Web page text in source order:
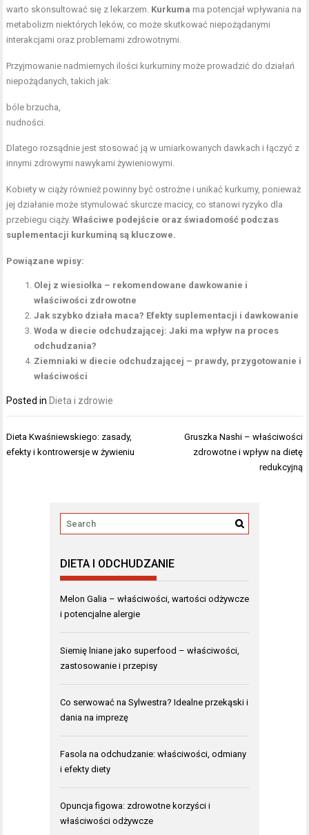
warto skonsultować się z lekarzem. Kurkuma ma potencjał wpływania na
metabolizm niektórych leków, co może skutkować niepożądanymi
interakcjami oraz problemami zdrowotnymi.
Przyjmowanie nadmiernych ilości kurkuminy może prowadzić do działań
niepożądanych, takich jak:
bóle brzucha,
nudności.
Dlatego rozsądnie jest stosować ją w umiarkowanych dawkach i łączyć z
innymi zdrowymi nawykami żywieniowymi.
Kobiety w ciąży również powinny być ostrożne i unikać kurkumy, ponieważ
jej działanie może stymulować skurcze macicy, co stanowi ryzyko dla
przebiegu ciąży.Właściwe podejście oraz świadomość podczas
suplementacji kurkuminą są kluczowe.
Powiązane wpisy:
Olej z wiesiołka – rekomendowane dawkowanie i
właściwości zdrowotne
Jak szybko działa maca? Efekty suplementacji i dawkowanie
Woda w diecie odchudzającej: Jaki ma wpływ na proces
odchudzania?
Ziemniaki w diecie odchudzającej – prawdy, przygotowanie i
właściwości
Posted in Dieta i zdrowie
Nawigacja
wpisu
Dieta Kwaśniewskiego: zasady,
efekty i kontrowersje w żywieniu
Gruszka Nashi – właściwości
zdrowotne i wpływ na dietę
redukcyjną
DIETA I ODCHUDZANIE
Melon Galia – właściwości, wartości odżywcze
i potencjalne alergie
Siemię lniane jako superfood – właściwości,
zastosowanie i przepisy
Co serwować na Sylwestra? Idealne przekąski i
dania na imprezę
Fasola na odchudzanie: właściwości, odmiany
i efekty diety
Opuncja figowa: zdrowotne korzyści i
właściwości odżywcze